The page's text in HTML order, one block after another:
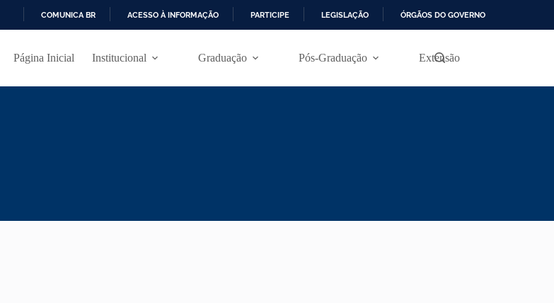
R
COMUNICA BR ACESSO À INFORMAÇÃO PARTICIPE LEGISLAÇÃO ÓRGÃOS DO GOVERNO
Página Inicial Institucional Graduação Pós-Graduação Extensão